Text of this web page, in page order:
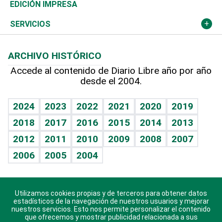
Resto del mundo
Economía personal
Novedades
Podcast Arte Libre
Hablando con el pediatra
Vida y familia
Eñe
Celebrando la vida
Sin complejos
En pocas palabras
Escuchando al corazón
Economía Personal
Olimpismo
Más deportes
Línea de hit
TBT Deportivo
Noticiero Poteleche
Columnistas
Martes de tecnología
Cambio climático
Deportes
Opinión
Hecho en casa
Guía del dinero
EDICIÓN IMPRESA
SERVICIOS
Cumpleaños
Horóscopos
Crucigramas
ARCHIVO HISTÓRICO
Accede al contenido de Diario Libre año por año
desde el 2004.
2024 2023 2022 2021 2020
2019
2018
2017 2016 2015 2014
2013
2012
2011 2010 2009 2008
2007
2006
2005 2004
Descarga nuestras aplicaciones para Android, iOS y
sistema Huawei.
Utilizamos cookies propias y de terceros para obtener datos
estadísticos de la navegación de nuestros usuarios y mejorar
nuestros servicios. Esto nos permite personalizar el contenido
que ofrecemos y mostrar publicidad relacionada a sus